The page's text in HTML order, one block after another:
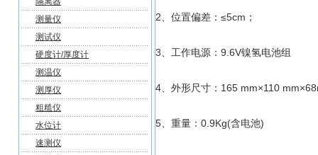
测量仪
测试仪
硬度计/厚度计
测温仪
测厚仪
粗糙仪
水位计
速测仪
2、位置偏差：≤5cm；
3、工作电源：9.6V镍氢电池组
4、外形尺寸：165 mm×110
5、重量：0.9Kg(含电池)